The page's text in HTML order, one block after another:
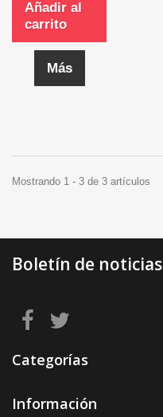
Añadir al
carrito
Más
Mostrando 1 - 3 de 3 artículos
Boletín de noticias
Categorías
Información